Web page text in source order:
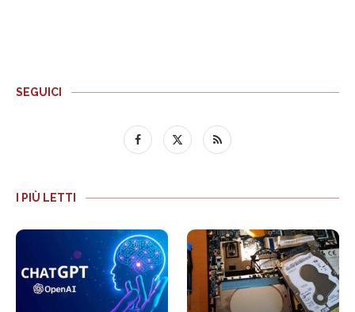
SEGUICI
I PIÙ LETTI